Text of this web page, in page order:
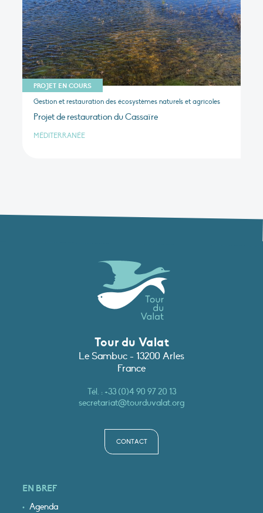
PROJET EN COURS
Gestion et restauration des écosystèmes naturels et agricoles
Projet de restauration du Cassaïre
MÉDITERRANÉE
Tour du Valat
Le Sambuc - 13200 Arles
France
Tél. :+33 (0)4 90 97 20 13
secretariat@tourduvalat.org
CONTACT
EN BREF
Agenda